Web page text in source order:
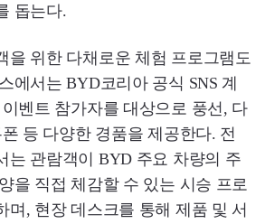
돕는다.
을 위한 다채로운 체험 프로그램도
에서는 BYD코리아 공식 SNS 계
벤트 참가자를 대상으로 풍선, 다
등 다양한 경품을 제공한다. 전
는 관람객이 BYD 주요 차량의 주
을 직접 체감할 수 있는 시승 프로
며, 현장 데스크를 통해 제품 및 서